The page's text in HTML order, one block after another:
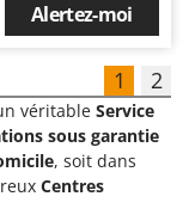
Alertez-moi
1 2
véritable Service
sous garantie
, soit dans
Centres